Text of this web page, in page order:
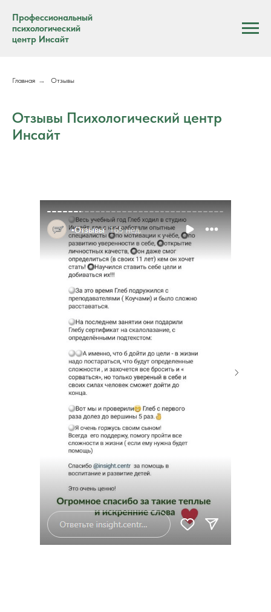
Профессиональный
психологический
центр Инсайт
Главная → Отзывы
Отзывы Психологический центр
Инсайт